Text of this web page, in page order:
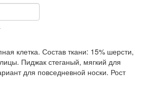
клетка. Состав ткани: 15% шерсти,
Пиджак стеганый, мягкий для
для повседневной носки. Рост